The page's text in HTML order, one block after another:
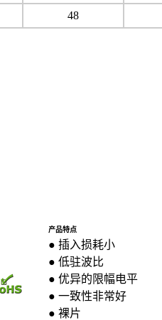
48
产品特点
● 插入损耗小
● 低驻波比
● 优异的限幅电平
● 一致性非常好
● 裸片